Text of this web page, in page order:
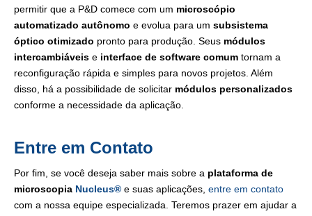
permitir que a P&D comece com um microscópio
automatizado autônomo e evolua para um subsistema
óptico otimizado pronto para produção. Seus módulos
intercambiáveis e interface de software comum tornam a
reconfiguração rápida e simples para novos projetos. Além
disso, há a possibilidade de solicitar módulos personalizados
conforme a necessidade da aplicação.
Entre em Contato
Por fim, se você deseja saber mais sobre a plataforma de
microscopia Nucleus® e suas aplicações, entre em contato
com a nossa equipe especializada. Teremos prazer em ajudar a